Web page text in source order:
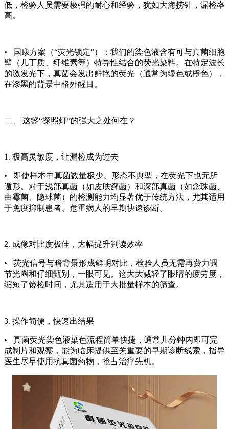
低，检验人员需要极强的耐心和经验，犹如大海捞针，漏检率
高。
• 国康方案（“荧光锁定”）：我们的染色液含有可与真菌细胞
壁（几丁质、纤维素等）特异性结合的荧光染料。在特定波长
的激发光下，真菌会发出鲜艳的荧光（通常为绿色或橙色），
在漆黑的背景中格外醒目。
二、 这盏“探照灯”的强大之处何在？
1. 极高灵敏度，让漏检成为过去
• 即使样本中真菌数量极少、形态不典型，在荧光下也无所
遁形。对于浅部真菌（如皮肤癣菌）和深部真菌（如念珠菌、
曲霉菌、隐球菌）的检测能力均显著优于传统方法，尤其适用
于免疫抑制患者、危重病人的早期快速诊断。
2. 成像对比度极佳，大幅提升判读效率
• 荧光信号与暗背景形成鲜明对比，检验人员无需再费力调
节光圈和仔细甄别，一眼可见。这大大减轻了眼睛的疲劳度，
缩短了镜检时间，尤其适用于大批量样本的筛查。
3. 操作简便，快速出结果
• 真菌荧光染色液染色流程简单快捷，通常几分钟内即可完
成制片和观察，能为临床提供至关重要的早期诊断线索，指导
医生尽早使用抗真菌药物，抢占治疗先机。